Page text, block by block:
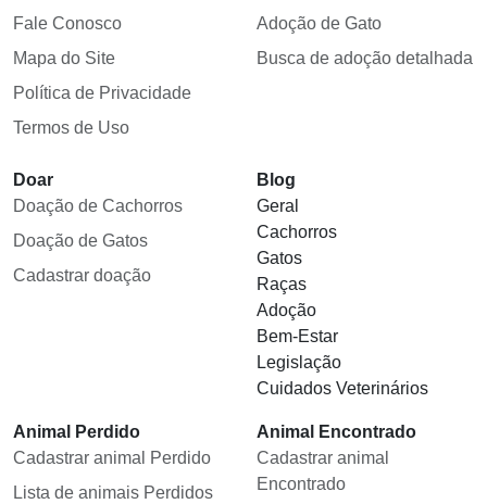
Fale Conosco
Mapa do Site
Política de Privacidade
Termos de Uso
Adoção de Gato
Busca de adoção detalhada
Doar
Doação de Cachorros
Doação de Gatos
Cadastrar doação
Blog
Geral
Cachorros
Gatos
Raças
Adoção
Bem-Estar
Legislação
Cuidados Veterinários
Animal Perdido
Cadastrar animal Perdido
Lista de animais Perdidos
Animal Encontrado
Cadastrar animal
Encontrado